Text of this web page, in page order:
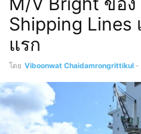
Shipping Lines
แรก
โดย Viboonwat Chaidamrongrittikul -